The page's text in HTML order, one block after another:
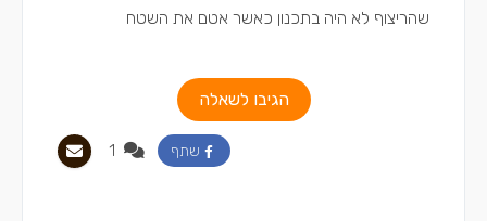
שהריצוף לא היה בתכנון כאשר אטם את השטח
הגיבו לשאלה
שתף